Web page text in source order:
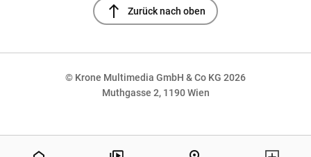
north Zurück nach oben
© Krone Multimedia GmbH & Co KG 2026
Muthgasse 2, 1190 Wien
NaN%